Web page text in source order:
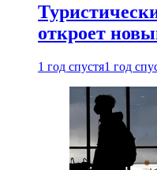
откроет
1 год спустя1 год